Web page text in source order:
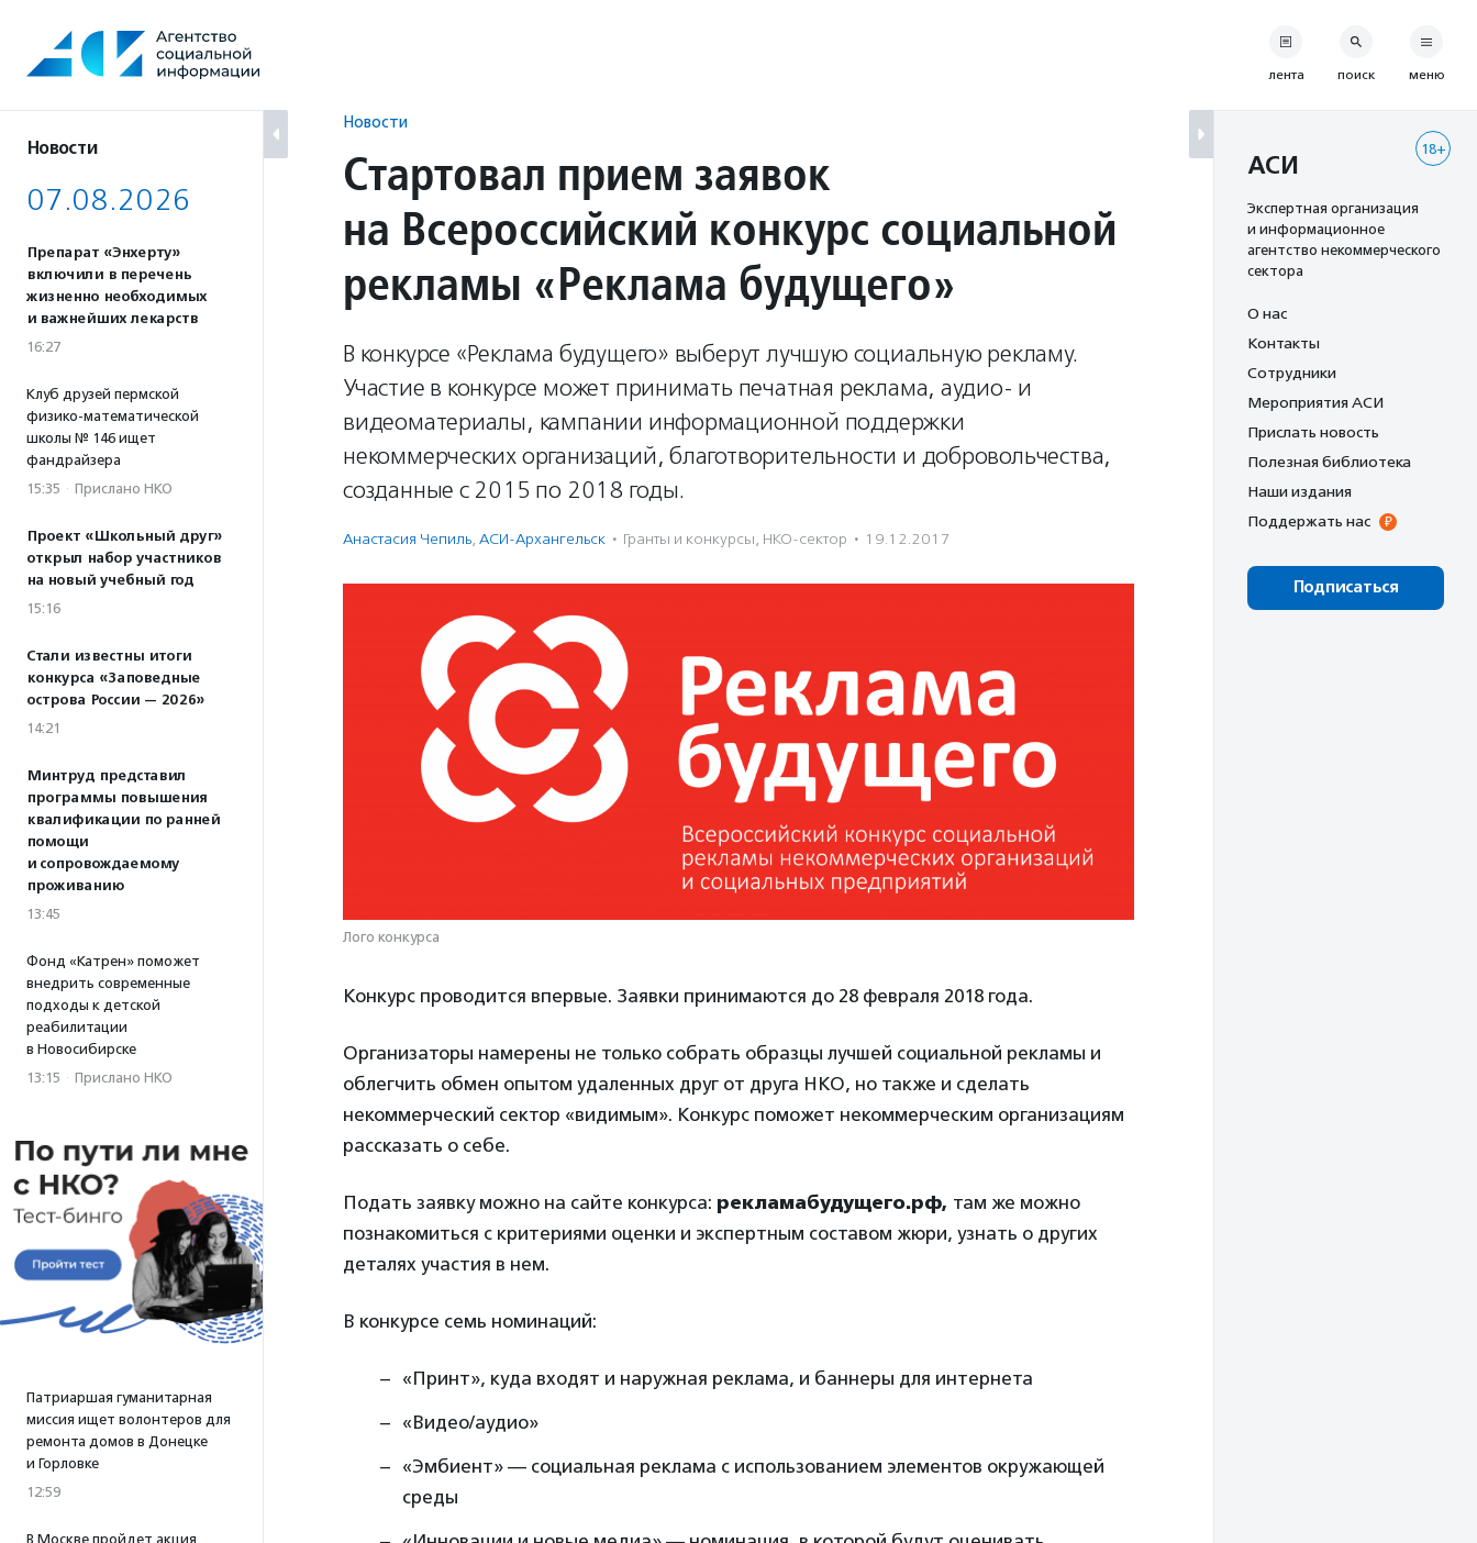
содержанию
Новости
07.08.2026
Препарат «Энхерту»
включили в перечень
жизненно необходимых
и важнейших лекарств
16:27
Клуб друзей пермской
физико-математической
школы № 146 ищет
фандрайзера
15:35 · Прислано НКО
Проект «Школьный друг»
открыл набор участников
на новый учебный год
15:16
Стали известны итоги
конкурса «Заповедные
острова России — 2026»
14:21
Минтруд представил
программы повышения
квалификации по ранней
помощи
и сопровождаемому
проживанию
13:45
Фонд «Катрен» поможет
внедрить современные
подходы к детской
реабилитации
в Новосибирске
13:15 · Прислано НКО
Патриаршая гуманитарная
миссия ищет волонтеров для
ремонта домов в Донецке
и Горловке
12:59
В Москве пройдет акция
Новости
Стартовал прием заявок
на Всероссийский конкурс социальной
рекламы «Реклама будущего»
В конкурсе «Реклама будущего» выберут лучшую социальную рекламу.
Участие в конкурсе может принимать печатная реклама, аудио- и
видеоматериалы, кампании информационной поддержки
некоммерческих организаций, благотворительности и добровольчества,
созданные с 2015 по 2018 годы.
Анастасия Чепиль, АСИ-Архангельск · Гранты и конкурсы, НКО-сектор · 19.12.2017
Лого конкурса
Конкурс проводится впервые. Заявки принимаются до 28 февраля 2018 года.
Организаторы намерены не только собрать образцы лучшей социальной рекламы и
облегчить обмен опытом удаленных друг от друга НКО, но также и сделать
некоммерческий сектор «видимым». Конкурс поможет некоммерческим организациям
рассказать о себе.
Подать заявку можно на сайте конкурса: рекламабудущего.рф, там же можно
познакомиться с критериями оценки и экспертным составом жюри, узнать о других
деталях участия в нем.
В конкурсе семь номинаций:
«Принт», куда входят и наружная реклама, и баннеры для интернета
«Видео/аудио»
«Эмбиент» — социальная реклама с использованием элементов окружающей
среды
лента поиск меню
18+
АСИ
Экспертная организация
и информационное
агентство некоммерческого
сектора
О нас
Контакты
Сотрудники
Мероприятия АСИ
Прислать новость
Полезная библиотека
Наши издания
Поддержать нас
Подписаться